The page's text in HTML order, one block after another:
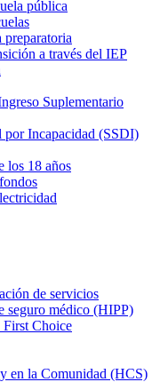
pública
preparatoria
a través del IEP
Suplementario
por Incapacidad (SSDI)
los 18 años
de servicios
seguro médico (HIPP)
Choice
en la Comunidad (HCS)